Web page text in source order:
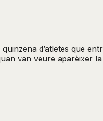
d’atletes que
van veure aparèixer